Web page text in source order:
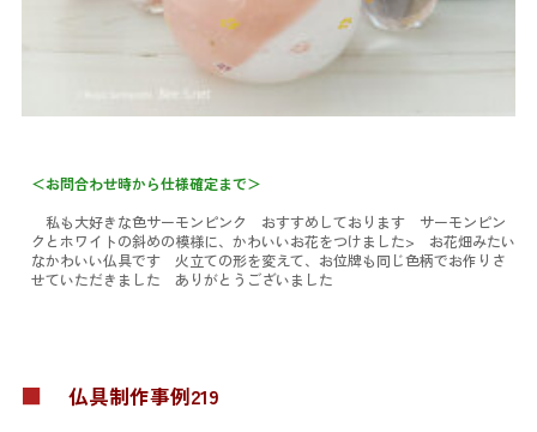
＜お問合わせ時から仕様確定まで＞
私も大好きな色サーモンピンク おすすめしております サーモンピン
クとホワイトの斜めの模様に、かわいいお花をつけました> お花畑みたい
なかわいい仏具です 火立ての形を変えて、お位牌も同じ色柄でお作りさ
せていただきました ありがとうございました
■ 仏具制作事例219